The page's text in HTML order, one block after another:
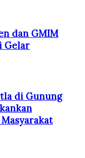
dan GMIM
Gelar
di Gunung